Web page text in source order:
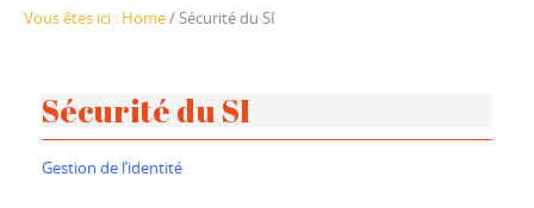
Vous êtes ici : Home/ Sécurité du SI
Sécurité du SI
Gestion de l’identité